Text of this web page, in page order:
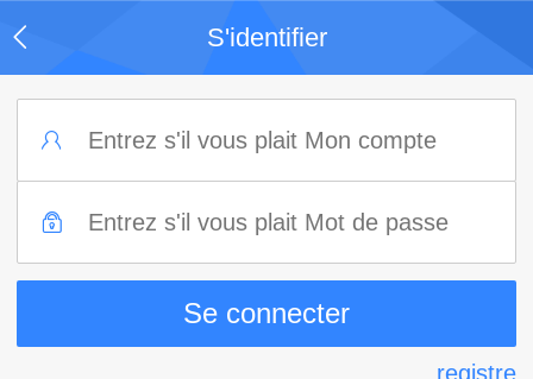
S'identifier
registre